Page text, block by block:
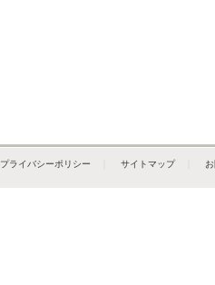
プライバシーポリシー サイトマップ｜